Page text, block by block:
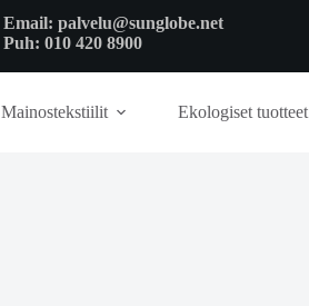
Email: palvelu@sunglobe.net
Puh: 010 420 8900
Mainostekstiilit Ekologiset tuotteet